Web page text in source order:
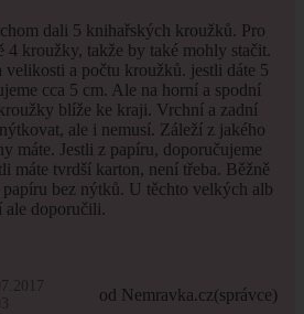
dali 5 knihařských kroužků. Pro
4 kroužky, takže by také mohly stačit.
velikosti a počtu kroužků. jestli dáte 5
cca 5 cm. Ale na horní a spodní
blíže ke kraji. Vrchní a zadní
ale i nemusí. Záleží z jakého
máte. Jestli z papíru, doporučujeme
máte tvrdší karton, není třeba. Běžně
papíru bez nýtků. U těchto velkých alb
ale doporučili.
od Nemravka.cz(správce)